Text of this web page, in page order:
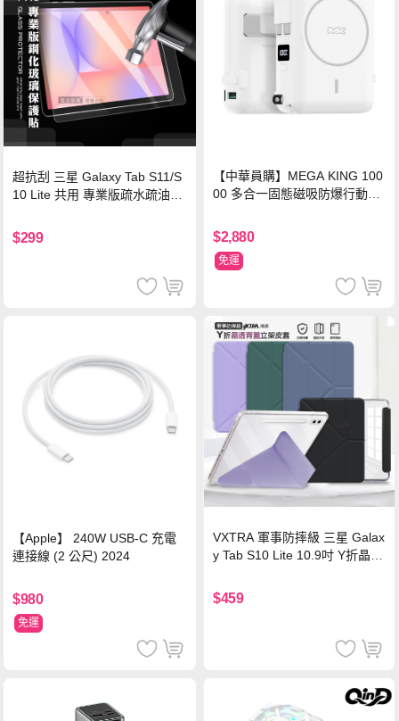
超抗刮 三星 Galaxy Tab S11/S
10 Lite 共用 專業版疏水疏油9H
$299
【中華員購】MEGA KING 100
00 多合一固態磁吸防爆行動電
$2,880
免運
【Apple】 240W USB-C 充電
連接線 (2 公尺) 2024
$980
免運
VXTRA 軍事防摔級 三星 Galax
y Tab S10 Lite 10.9吋 Y折晶透
$459